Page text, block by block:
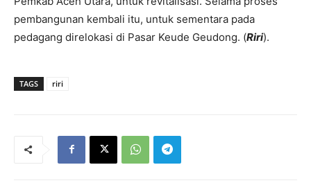
pembangunan kembali itu, untuk sementara pada
pedagang direlokasi di Pasar Keude Geudong. (Riri).
TAGS riri